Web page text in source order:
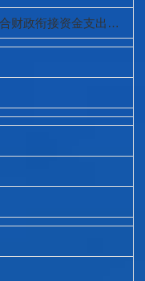
噶尔县乡村振兴局关于2023年统筹整合财政衔接资金支出进度完成情况公示